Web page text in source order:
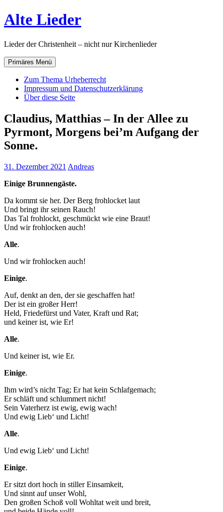
Zum
Inhalt
Alte Lieder
Lieder der Christenheit – nicht nur Kirchenlieder
Primäres Menü
Zum Thema Urheberrecht
Impressum und Datenschutzerklärung
Über diese Seite
Claudius, Matthias – In der Allee zu
Pyrmont, Morgens bei’m Aufgang der
Sonne.
31. Dezember 2021 Andreas
Einige Brunnengäste.
Da kommt sie her. Der Berg frohlocket laut
Und bringt ihr seinen Rauch!
Das Tal frohlockt, geschmückt wie eine Braut!
Und wir frohlocken auch!
Alle.
Und wir frohlocken auch!
Einige.
Auf, denkt an den, der sie geschaffen hat!
Der ist ein großer Herr!
Held, Friedefürst und Vater, Kraft und Rat;
und keiner ist, wie Er!
Alle.
Und keiner ist, wie Er.
Einige.
Ihm wird’s nicht Tag; Er hat kein Schlafgemach;
Er schläft und schlummert nicht!
Sein Vaterherz ist ewig, ewig wach!
Und ewig Lieb‘ und Licht!
Alle.
Und ewig Lieb‘ und Licht!
Einige.
Er sitzt dort hoch in stiller Einsamkeit,
Und sinnt auf unser Wohl,
Den großen Schoß voll Wohltat weit und breit,
Notwendig
Diese
Cookies
sind nicht
optional.
benötigt,
Website
Statistik
Mit diesen
Cookies
Funktionsweise
der Website
Nutzung
verbessern.